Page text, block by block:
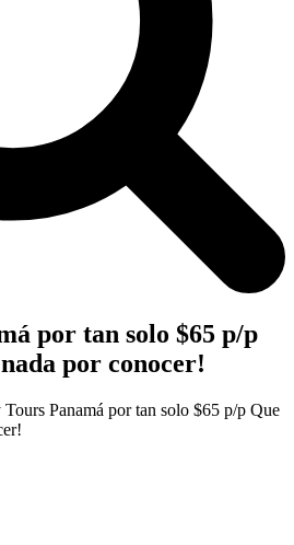
por tan solo $65 p/p
por conocer!
Panamá por tan solo $65 p/p Que